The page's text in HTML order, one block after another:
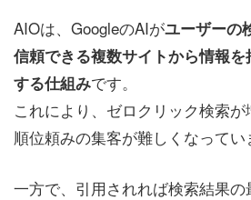
AIOは、GoogleのAIがユーザーの
信頼できる複数サイトから情報
する仕組みです。
これにより、ゼロクリック検索
順位頼みの集客が難しくなってい
一方で、引用されれば検索結果